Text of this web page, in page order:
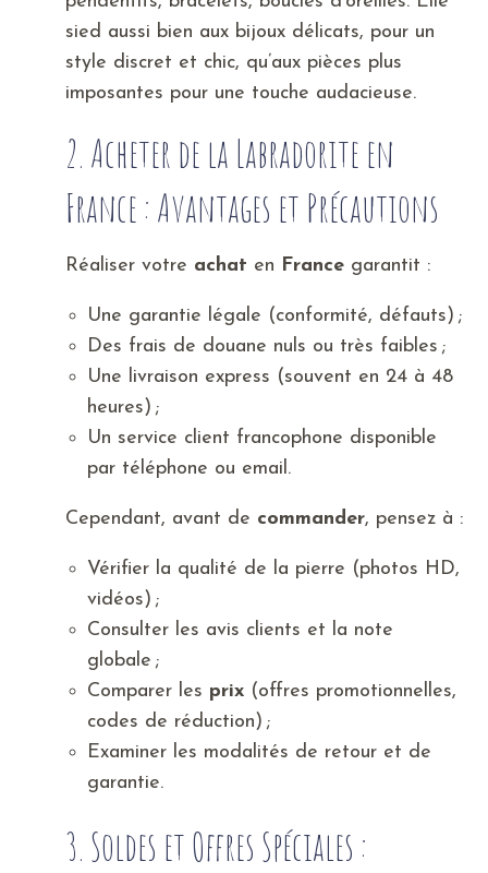
sied aussi bien aux bijoux délicats, pour un
style discret et chic, qu’aux pièces plus
imposantes pour une touche audacieuse.
2. Acheter de la Labradorite en
France : Avantages et Précautions
Réaliser votre achat en France garantit :
Une garantie légale (conformité, défauts) ;
Des frais de douane nuls ou très faibles ;
Une livraison express (souvent en 24 à 48
heures) ;
Un service client francophone disponible
par téléphone ou email.
Cependant, avant de commander, pensez à :
Vérifier la qualité de la pierre (photos HD,
vidéos) ;
Consulter les avis clients et la note
globale ;
Comparer les prix (offres promotionnelles,
codes de réduction) ;
Examiner les modalités de retour et de
garantie.
3. Soldes et Offres Spéciales :